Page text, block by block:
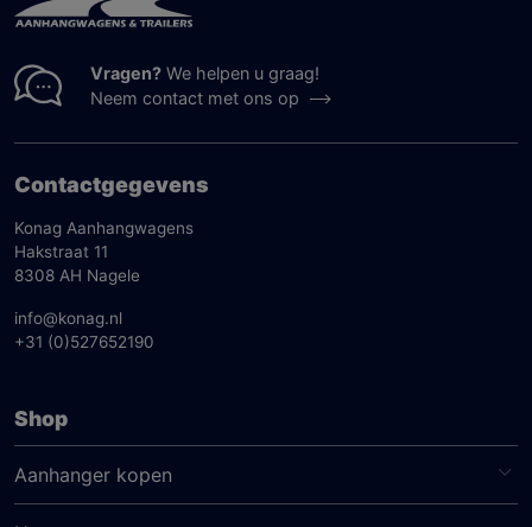
Vragen? We helpen u graag!
Neem contact met ons op
Contactgegevens
Konag Aanhangwagens
Hakstraat 11
8308 AH Nagele
info@konag.nl
+31 (0)527652190
Shop
Aanhanger kopen